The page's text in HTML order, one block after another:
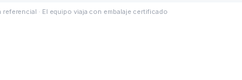
referencial · El equipo viaja con embalaje certificado